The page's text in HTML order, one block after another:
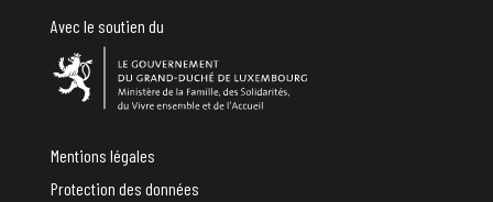
Avec le soutien du
Mentions légales
Protection des données